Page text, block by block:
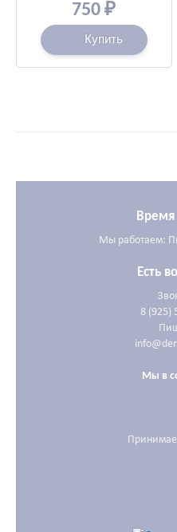
750 ₽
Купить
Время
Мы работаем:
Есть
8 (925)
Мы в